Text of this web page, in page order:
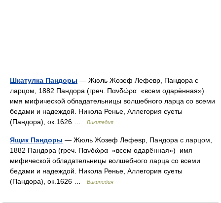
Шкатулка Пандоры — Жюль Жозеф Лефевр, Пандора с
ларцом, 1882 Пандора (греч. Πανδώρα «всем одарённая»)
имя мифической обладательницы волшебного ларца со всеми
бедами и надеждой. Никола Ренье, Аллегория суеты
(Пандора), ок.1626 …
Википедия
Ящик Пандоры — Жюль Жозеф Лефевр, Пандора с ларцом,
1882 Пандора (греч. Πανδώρα «всем одарённая») имя
мифической обладательницы волшебного ларца со всеми
бедами и надеждой. Никола Ренье, Аллегория суеты
(Пандора), ок.1626 …
Википедия